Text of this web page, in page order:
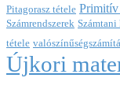
Pitagorasz tétele
Számrendszerek Számtani
tétele
Újkori